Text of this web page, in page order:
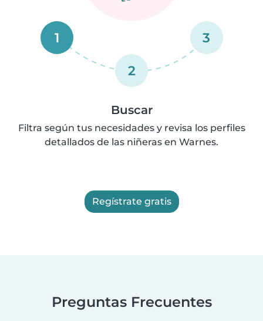
1
2
3
Buscar
Filtra según tus necesidades y revisa los perfiles
detallados de las niñeras en Warnes.
Regístrate gratis
Preguntas Frecuentes